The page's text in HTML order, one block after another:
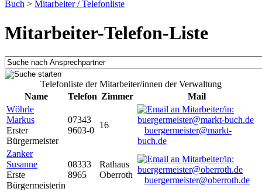
Buch > Mitarbeiter / Telefonliste
Mitarbeiter-Telefon-Liste
Telefonliste der Mitarbeiter/innen der Verwaltung
Name
Telefon Zimmer
Mail
Wöhrle
Markus
Erster
Bürgermeister
07343
9603-0
16
buergermeister@markt-
buch.de
Zanker
Susanne
Erste
Bürgermeisterin
08333
8965
Rathaus
Oberroth
buergermeister@oberroth.de